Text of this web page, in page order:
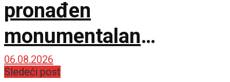
pronađen
monumentalan
kompleks iz bronzanog
06.08.2026
Sledeći post